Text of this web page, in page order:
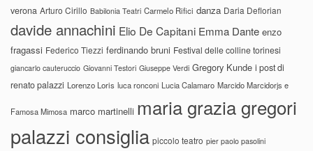
verona Arturo Cirillo Babilonia Teatri Carmelo Rifici danza Daria Deflorian
davide annachini Elio De Capitani Emma Dante enzo
fragassi Federico Tiezzi ferdinando bruni Festival delle colline torinesi
giancarlo cauteruccio Giovanni Testori Giuseppe Verdi Gregory Kunde i post di
renato palazzi Lorenzo Loris luca ronconi Lucia Calamaro Marcido Marcidorjs e
Famosa Mimosa marco martinelli maria grazia gregori
palazzi consiglia piccolo teatro pier paolo pasolini